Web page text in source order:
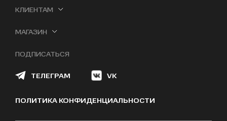
КЛИЕНТАМ
МАГАЗИН
ПОДПИСАТЬСЯ
ТЕЛЕГРАМ VK
ПОЛИТИКА КОНФИДЕНЦИАЛЬНОСТИ